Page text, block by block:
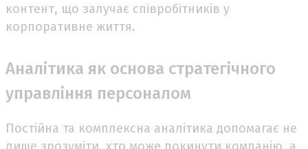
контент, що залучає співробітників у
корпоративне життя.
Аналітика як основа стратегічного
управління персоналом
Постійна та комплексна аналітика допомагає не